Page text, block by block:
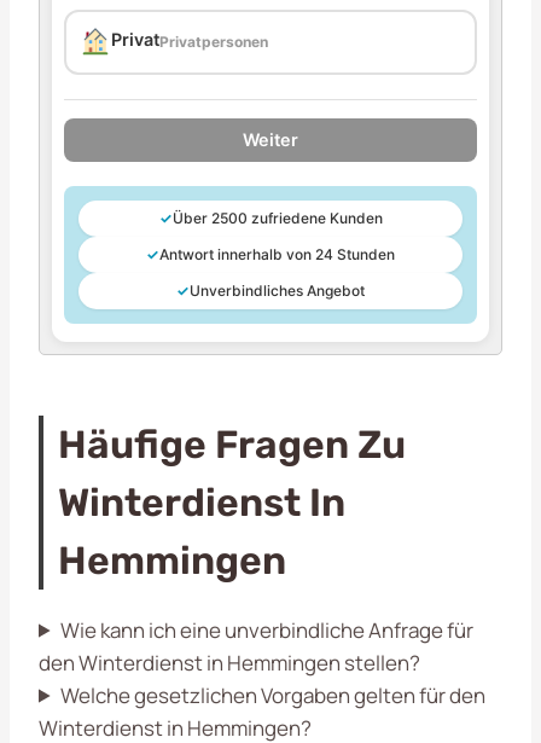
PrivatPrivatpersonen
Weiter
✓Über 2500 zufriedene Kunden
✓Antwort innerhalb von 24 Stunden
✓Unverbindliches Angebot
Häufige Fragen Zu
Winterdienst In
Hemmingen
Wie kann ich eine unverbindliche Anfrage für
den Winterdienst in Hemmingen stellen?
Welche gesetzlichen Vorgaben gelten für den
Winterdienst in Hemmingen?